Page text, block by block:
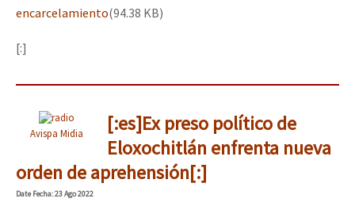
encarcelamiento(94.38 KB)
[:]
Avispa Midia
[:es]Ex preso político de
Eloxochitlán enfrenta nueva
orden de aprehensión[:]
DateFecha: 23 Ago 2022